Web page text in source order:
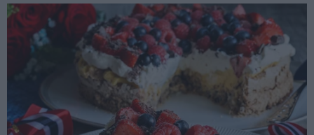
Hopp
hovedinnhold